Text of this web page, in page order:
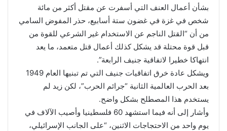
بشأن أعمال العنف التي أسفرت عن مقتل أكثر من مائة
شخص في غزة في غضون ستة أسابيع، حذر المفوض السامي
من أن “القتل الناجم عن الاستخدام غير الشرعي للقوة من
قبل قوة محتلة قد يشكل كذلك أعمال قتل متعمد، ما يعد
انتهاكا خطيرا لاتفاقية جنيف الرابعة”.
ويشكل عادة خرق اتفاقيات جنيف التي تم تبنيها العام 1949
بعد الحرب العالمية الثانية “جرائم الحرب”، لكن زيد لم
يستخدم هذا المصطلح بشكل واضح.
وأشار إلى أنه فيما استشهد 60 فلسطينيا وأصيب الآلاف في
يوم واحد من الاحتجاجات الاثنين، “على الجانب الإسرائيلي،